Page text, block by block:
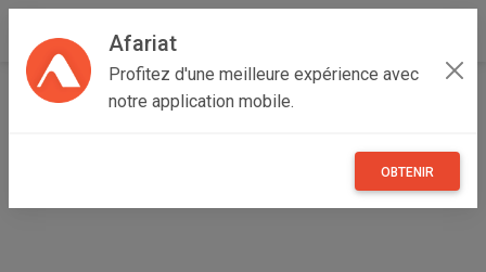
Afariat
Profitez d'une meilleure expérience avec
notre application mobile.
OBTENIR
Accueil Annonceur Mohamed